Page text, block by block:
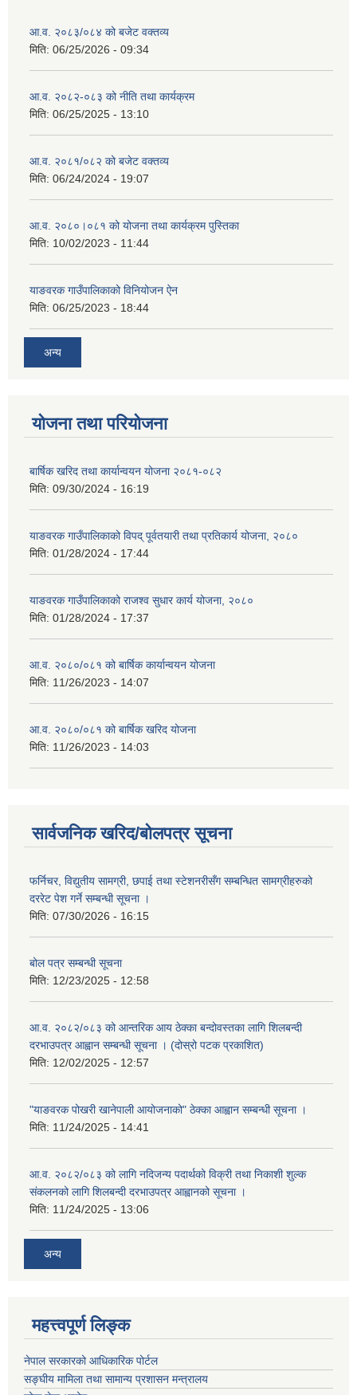
आ.व. २०८३/०८४ को बजेट वक्तव्य
मिति: 06/25/2026 - 09:34
आ.व. २०८२-०८३ को नीति तथा कार्यक्रम
मिति: 06/25/2025 - 13:10
आ.व. २०८१/०८२ को बजेट वक्तव्य
मिति: 06/24/2024 - 19:07
आ.व. २०८०।०८१ को योजना तथा कार्यक्रम पुस्तिका
मिति: 10/02/2023 - 11:44
याङवरक गाउँपालिकाको विनियोजन ऐन
मिति: 06/25/2023 - 18:44
अन्य
योजना तथा परियोजना
बार्षिक खरिद तथा कार्यान्वयन योजना २०८१-०८२
मिति: 09/30/2024 - 16:19
याङवरक गाउँपालिकाको विपद् पूर्वतयारी तथा प्रतिकार्य योजना, २०८०
मिति: 01/28/2024 - 17:44
याङवरक गाउँपालिकाको राजश्व सुधार कार्य योजना, २०८०
मिति: 01/28/2024 - 17:37
आ.व. २०८०/०८१ को बार्षिक कार्यान्वयन योजना
मिति: 11/26/2023 - 14:07
आ.व. २०८०/०८१ को बार्षिक खरिद योजना
मिति: 11/26/2023 - 14:03
सार्वजनिक खरिद/बोलपत्र सूचना
फर्निचर, विद्युतीय सामग्री, छपाई तथा स्टेशनरीसँग सम्बन्धित सामग्रीहरुको
दररेट पेश गर्ने सम्बन्धी सूचना ।
मिति: 07/30/2026 - 16:15
बोल पत्र सम्बन्धी सूचना
मिति: 12/23/2025 - 12:58
आ.व. २०८२/०८३ को आन्तरिक आय ठेक्का बन्दोवस्तका लागि शिलबन्दी
दरभाउपत्र आह्वान सम्बन्धी सूचना । (दोस्रो पटक प्रकाशित)
मिति: 12/02/2025 - 12:57
"याङवरक पोखरी खानेपाली आयोजनाको" ठेक्का आह्वान सम्बन्धी सूचना ।
मिति: 11/24/2025 - 14:41
आ.व. २०८२/०८३ को लागि नदिजन्य पदार्थको विक्री तथा निकाशी शुल्क
संकलनको लागि शिलबन्दी दरभाउपत्र आह्वानको सूचना ।
मिति: 11/24/2025 - 13:06
अन्य
महत्त्वपूर्ण लिङ्क
नेपाल सरकारको आधिकारिक पोर्टल
सङ्‍घीय मामिला तथा सामान्य प्रशासन मन्त्रालय